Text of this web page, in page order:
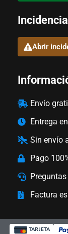
Abrir
Envío
Entrega
Sin envío
Pago
Factura
TARJETA